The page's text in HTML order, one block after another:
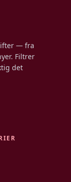
— fra
Filtrer
det